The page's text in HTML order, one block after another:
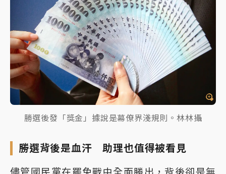
勝選後發「獎金」據說是幕僚界淺規則。林林攝
勝選背後是血汗 助理也值得被看見